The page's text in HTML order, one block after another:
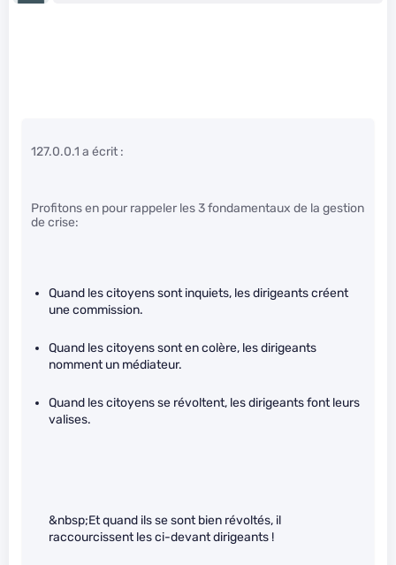
127.0.0.1 a écrit :
Profitons en pour rappeler les 3 fondamentaux de la gestion
de crise:
Quand les citoyens sont inquiets, les dirigeants créent
une commission.
Quand les citoyens sont en colère, les dirigeants
nomment un médiateur.
Quand les citoyens se révoltent, les dirigeants font leurs
valises.
&nbsp;Et quand ils se sont bien révoltés, il
raccourcissent les ci-devant dirigeants !